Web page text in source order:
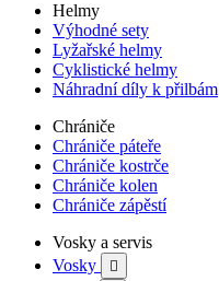
Helmy
Výhodné sety
Lyžařské helmy
Cyklistické helmy
Náhradní díly k přilbám
Chrániče
Chrániče páteře
Chrániče kostrče
Chrániče kolen
Chrániče zápěstí
Vosky a servis
Vosky
